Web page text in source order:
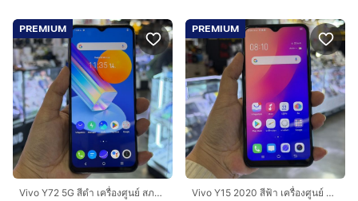
PREMIUM
Vivo Y72 5G สีดำ เครื่องศูนย์ สภาพสวยมากๆ จอ6.58นิ้ว แรม8รอม128 Dimensity700 กล้อง64ล้าน(3ตัว)🔥🔥
PREMIUM
Vivo Y15 2020 สีฟ้า เครื่องศูนย์ สภาพสวยมากๆ จอ6.35นิ้ว แรม4รอม64 กล้องหลัง3ตัว🩷🩷